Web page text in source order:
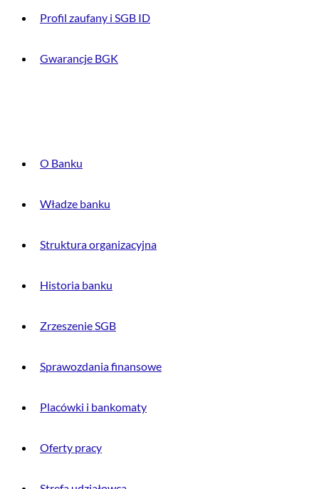
Profil zaufany i SGB ID
Gwarancje BGK
O Banku
Władze banku
Struktura organizacyjna
Historia banku
Zrzeszenie SGB
Sprawozdania finansowe
Placówki i bankomaty
Oferty pracy